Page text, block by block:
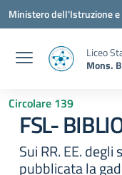
Vai ai contenuti
Vai al menu di navigazione
Vai al footer
Ministero dell'Istruzione
Liceo
Mons.
Circolare 139
FSL-
Sui RR. EE.
pubblicata la